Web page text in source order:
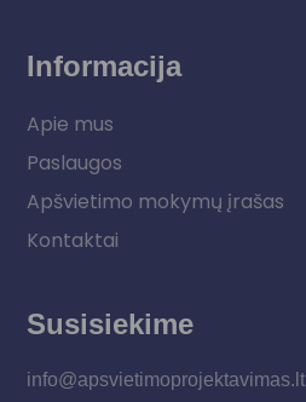
Informacija
Apie mus
Paslaugos
Apšvietimo mokymų įrašas
Kontaktai
Susisiekime
info@apsvietimoprojektavimas.lt